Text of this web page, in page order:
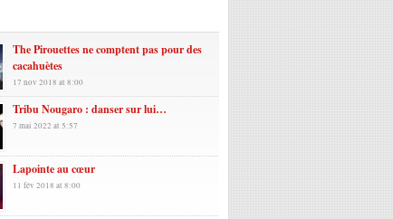
The Pirouettes ne comptent pas pour des
cacahuètes
17 nov 2018 at 8:00
Tribu Nougaro : danser sur lui…
7 mai 2022 at 5:57
Lapointe au cœur
11 fév 2018 at 8:00